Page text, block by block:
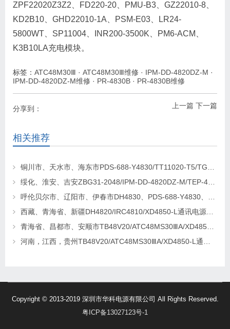
ZPF22020Z3Z2、FD220-20、PMU-B3、GZ22010-8、
KD2B10、GHD22010-1A、PSM-E03、LR24-
5800WT、SP11004、INR200-3500K、PM6-ACM、
K3B10LA充电模块。
标签： ATC48M30Ⅲ · ATC48M30Ⅲ维修 · IPM-DD-4820DZ-M ·
IPM-DD-4820DZ-M维修 · PR-4830B · PR-4830B维修
上一篇 下一篇
分享到：
相关推荐
铜川市、天水市、海东市PDS-688-Y4830/TT11020-T5/TG4820-2通讯电源更换维修
绥化、淮安、吉安ZBG31-2048/IPM-DD-4820DZ-M/TEP-4820通讯电源更换维修
呼伦贝尔市、辽阳市、伊春市DH4830、PDS-688-Y4830、TEP-M30/48-F通讯电源更换及维修
西藏、青海省、新疆DH4820/IRC4810/XD4850-L通讯电源更换维修
青海省、昌都市、安顺市TB48V20/ATC48MS30ⅢA/XD4850-L通讯电源更换及维修
河南，江西，贵州TB48V20/ATC48MS30ⅢA/XD4850-L通讯电源更换及维修
Copyright © 2013-2019 深圳市华科电源有限公司 All Rights Reserved.
粤ICP备13027123号-1